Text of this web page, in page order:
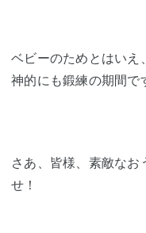
ベビーのためとはいえ
神的にも鍛練の期間で
さあ、皆様、素敵なお
せ！